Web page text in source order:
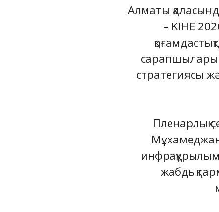
Алматы
– KIHE
сарапшыларын
стратегиясы
Пленарлық